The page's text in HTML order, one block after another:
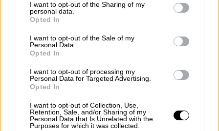
I want to opt-out of the Sharing of my
personal data.
Opted In
I want to opt-out of the Sale of my
Personal Data.
Opted In
I want to opt-out of processing my
Personal Data for Targeted Advertising.
Opted In
I want to opt-out of Collection, Use,
Retention, Sale, and/or Sharing of my
Personal Data that Is Unrelated with the
Purposes for which it was collected.
El PSOE se desmarca de reformar
ahora la ley para eliminar la
inviolabilidad del Rey
OPINIONES DIVERSAS
¿La ciudadanía de Occidente
es consciente del riesgo de